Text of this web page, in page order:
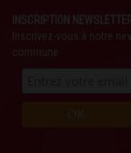
INSCRIPTION NEWSLETTER
Inscrivez-vous à notre
commune